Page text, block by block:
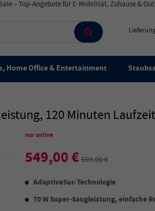
Home Office & Entertainment
120 Minuten
nur online
549,00 €599,00 €
AdaptiveSuc-Technologie
70 W Super-Saugleistung, einfache